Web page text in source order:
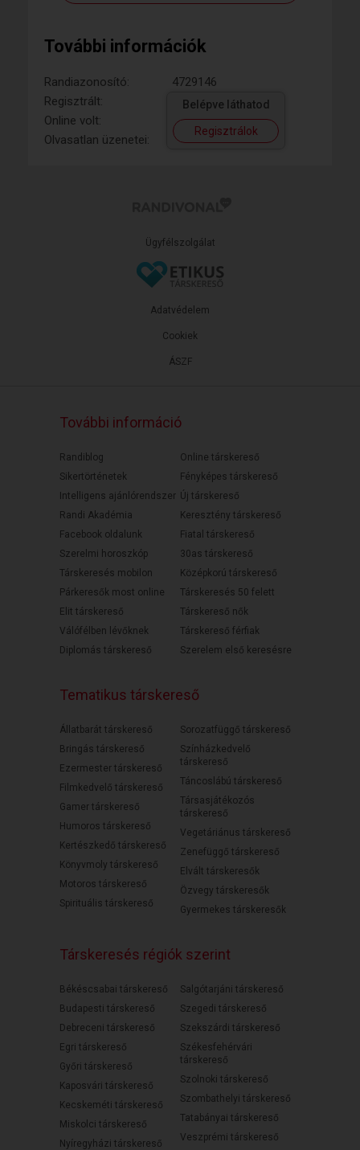
További információk
Randiazonosító:
4729146
Regisztrált:
Online volt:
Olvasatlan üzenetei:
Belépve láthatod
Regisztrálok
Ügyfélszolgálat
ÁSZF
Adatvédelem
Cookiek
További információ
Randiblog
Sikertörténetek
Intelligens ajánlórendszer
Randi Akadémia
Facebook oldalunk
Szerelmi horoszkóp
Társkeresés mobilon
Párkeresők most online
Elit társkereső
Válófélben lévőknek
Diplomás társkereső
Online társkereső
Fényképes társkereső
Új társkereső
Keresztény társkereső
Fiatal társkereső
30as társkereső
Középkorú társkereső
Társkeresés 50 felett
Társkereső nők
Társkereső férfiak
Szerelem első keresésre
Tematikus társkereső
Állatbarát társkereső
Bringás társkereső
Ezermester társkereső
Filmkedvelő társkereső
Gamer társkereső
Humoros társkereső
Kertészkedő társkereső
Könyvmoly társkereső
Motoros társkereső
Spirituális társkereső
Sorozatfüggő társkereső
Színházkedvelő
társkereső
Táncoslábú társkereső
Társasjátékozós
társkereső
Vegetáriánus társkereső
Zenefüggő társkereső
Elvált társkeresők
Özvegy társkeresők
Gyermekes társkeresők
Társkeresés régiók szerint
Békéscsabai társkereső
Budapesti társkereső
Debreceni társkereső
Egri társkereső
Győri társkereső
Kaposvári társkereső
Kecskeméti társkereső
Miskolci társkereső
Nyíregyházi társkereső
Salgótarjáni társkereső
Szegedi társkereső
Szekszárdi társkereső
Székesfehérvári
társkereső
Szolnoki társkereső
Szombathelyi társkereső
Tatabányai társkereső
Veszprémi társkereső